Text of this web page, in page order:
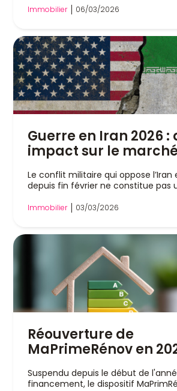
Immobilier 06/03/2026
Guerre en Iran 2026 :
impact sur le marché
Le conflit militaire qui oppose l’Iran
depuis fin février ne constitue pas
Immobilier 03/03/2026
Réouverture de
MaPrimeRénov en
ce qu'il faut savoir
déposer votre dossier
Suspendu depuis le début de
financement, le dispositif